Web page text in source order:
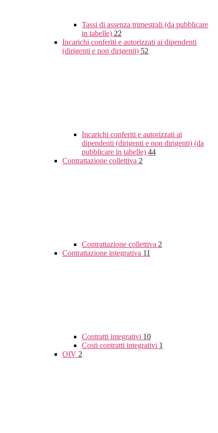
Tassi di assenza trimestrali (da pubblicare
in tabelle) 22
Incarichi conferiti e autorizzati ai dipendenti
(dirigenti e non dirigenti) 52
Incarichi conferiti e autorizzati ai
dipendenti (dirigenti e non dirigenti) (da
pubblicare in tabelle) 44
Contrattazione collettiva 2
Contrattazione collettiva 2
Contrattazione integrativa 11
Contratti integrativi 10
Costi contratti integrativi 1
OIV 2